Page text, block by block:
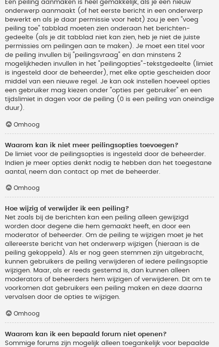
Een peiling aanmaken is heel gemakkelijk, als je een nieuw
onderwerp aanmaakt (of het eerste bericht in een onderwerp
bewerkt en als je daar permissie voor hebt) zou je een "voeg
peiling toe" tabblad moeten zien onderaan het berichten-
gedeelte (als je dit tabblad niet kan zien, heb je niet de juiste
permissies om peilingen aan te maken). Je moet een titel voor
de peiling invullen bij "peilingsvraag" en dan minstens 2
mogelijkheden invullen in het "peilingopties"-tekstgedeelte (limiet
is ingesteld door de beheerder), met elke optie gescheiden door
middel van een nieuwe regel. Je kan ook instellen hoeveel opties
een gebruiker mag kiezen onder "opties per gebruiker" en een
tijdslimiet in dagen voor de peiling (0 is een peiling van oneindige
duur).
Omhoog
Waarom kan ik niet meer peilingsopties toevoegen?
De limiet voor de peilingsopties is ingesteld door de beheerder.
Indien je meer opties denkt nodig te hebben dan het toegestane
aantal, neem dan contact op met de beheerder.
Omhoog
Hoe wijzig of verwijder ik een peiling?
Net zoals bij de berichten kan een peiling alleen gewijzigd
worden door degene die hem gemaakt heeft, en door een
moderator of beheerder. Om de peiling te wijzigen moet je het
allereerste bericht van het onderwerp wijzigen (hieraan is de
peiling gekoppeld). Als er nog geen stemmen zijn uitgebracht,
kunnen gebruikers de peiling verwijderen of iedere peilingsoptie
wijzigen. Maar, als er reeds gestemd is, dan kunnen alleen
moderators of beheerders hem wijzigen of verwijderen. Dit om te
voorkomen dat gebruikers een peiling maken en deze daarna
vervalsen door de opties te wijzigen.
Omhoog
Waarom kan ik een bepaald forum niet openen?
Sommige forums zijn mogelijk alleen toegankelijk voor bepaalde